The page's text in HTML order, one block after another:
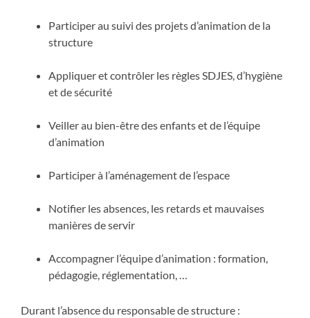
Participer au suivi des projets d’animation de la
structure
Appliquer et contrôler les règles SDJES, d’hygiène
et de sécurité
Veiller au bien-être des enfants et de l’équipe
d’animation
Participer à l’aménagement de l’espace
Notifier les absences, les retards et mauvaises
manières de servir
Accompagner l’équipe d’animation : formation,
pédagogie, réglementation, …
Durant l’absence du responsable de structure :